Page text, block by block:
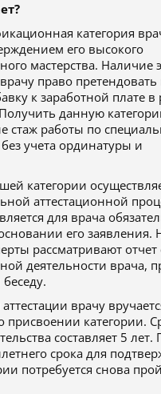
категория
его высокого
мастерства. Наличие
право претендовать
к заработной плате в
данную
стаж работы по
учета ординатуры и
категории
аттестационной
для врача
его заявления.
рассматривают отчет
деятельности врача,
врачу
присвоении категории.
составляет 5 лет.
срока для
потребуется снова